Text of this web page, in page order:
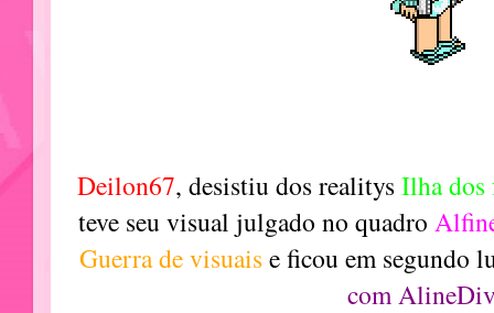
Deilon67, desistiu dos realitys Ilha dos
teve seu visual julgado no quadro
Guerra de visuais e ficou em segundo
com